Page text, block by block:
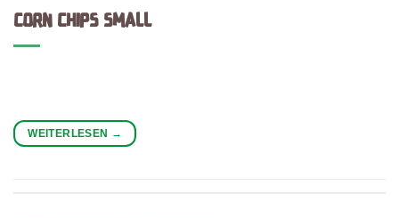
CORN CHIPS SMALL
WEITERLESEN →